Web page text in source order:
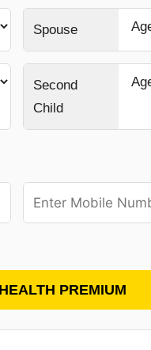
Spouse
Second
Child
PREMIUM